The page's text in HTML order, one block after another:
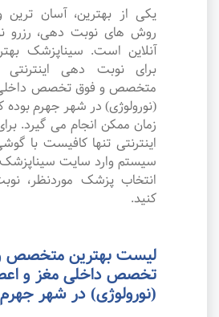
یکی از بهترین، آسان ترین
روش های نوبت دهی، رزرو
آنلاین است. سیناپزشک
برای نوبت دهی
متخصص و فوق تخصص
(نورولوژی) در شهر جهرم بوده
زمان ممکن انجام می گیرد.
اینترنتی تنها کافیست با
سیستم وارد سایت
انتخاب پزشک موردنظر،
کنید.
لیست بهترین متخصص
تخصص داخلی مغز و
(نورولوژی) در شهر جهرم